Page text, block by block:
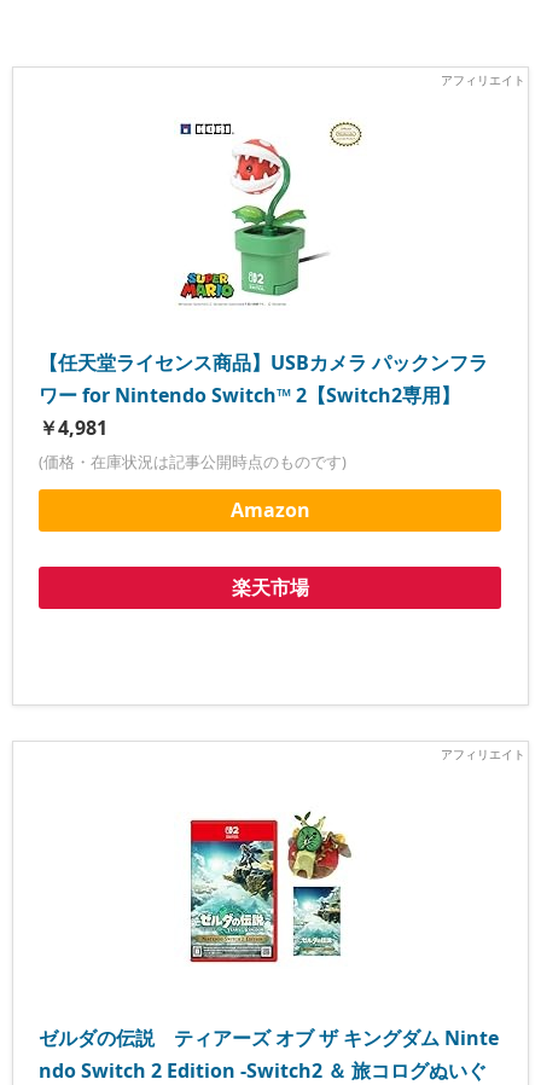
【任天堂ライセンス商品】USBカメラ パックンフラ
ワー for Nintendo Switch™ 2【Switch2専用】
￥4,981
(価格・在庫状況は記事公開時点のものです)
Amazon
楽天市場
ゼルダの伝説 ティアーズ オブ ザ キングダム Ninte
ndo Switch 2 Edition -Switch2 ＆ 旅コログぬいぐ